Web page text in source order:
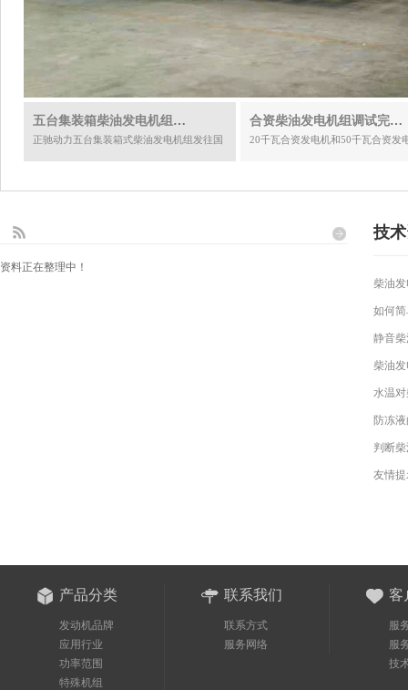
五台集装箱柴油发电机组发货至国外
正驰动力五台集装箱式柴油发电机组发往国
地，大型建筑、机场、港口、海上作业平台
合资柴油发电机组调试完成发往毛里求斯
20千瓦合资发电机和50千瓦合资发
资料正在整理中！
技
柴油
如何
静音
柴油
水温
防冻
判断
产品分类
发动机品牌
应用行业
功率范围
特殊机组
联系我们
联系方式
服务网络
客
服
服
技